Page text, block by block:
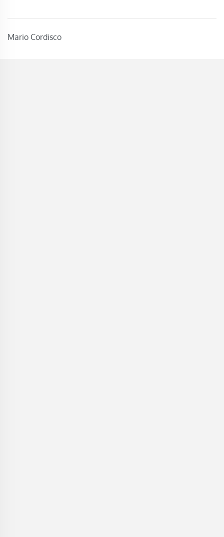
Mario Cordisco